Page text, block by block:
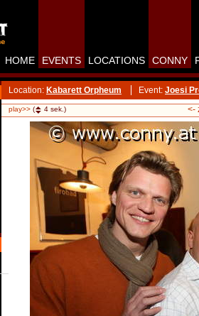
HOME EVENTS LOCATIONS CONNY
Location: Kabarett Orpheum Event: Joesi
play>> ( 4 sek.) <-